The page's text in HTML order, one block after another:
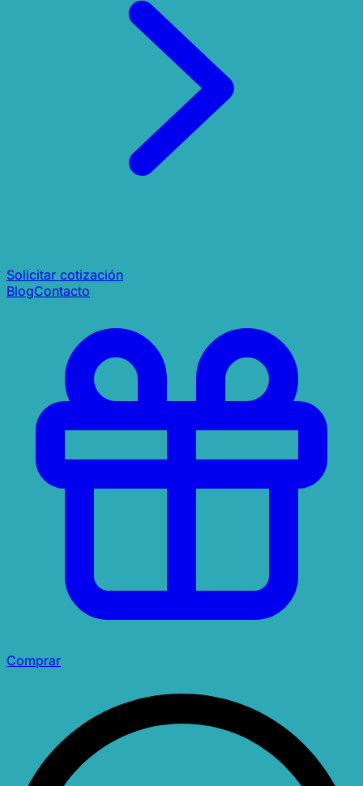
Solicitar cotización
BlogContacto
Comprar